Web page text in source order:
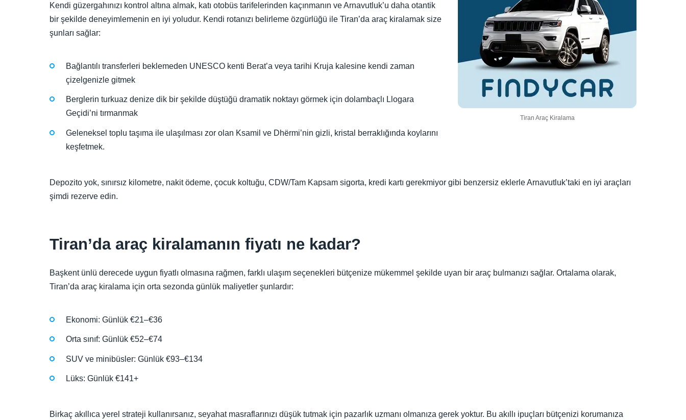
Tiran Araç Kiralama
Kendi güzergahınızı kontrol altına almak, katı otobüs tarifelerinden kaçınmanın ve Arnavutluk’u daha otantik
bir şekilde deneyimlemenin en iyi yoludur. Kendi rotanızı belirleme özgürlüğü ile Tiran’da araç kiralamak size
şunları sağlar:
Bağlantılı transferleri beklemeden UNESCO kenti Berat’a veya tarihi Kruja kalesine kendi zaman
çizelgenizle gitmek
Berglerin turkuaz denize dik bir şekilde düştüğü dramatik noktayı görmek için dolambaçlı Llogara
Geçidi’ni tırmanmak
Geleneksel toplu taşıma ile ulaşılması zor olan Ksamil ve Dhërmi’nin gizli, kristal berraklığında koylarını
keşfetmek.
Depozito yok, sınırsız kilometre, nakit ödeme, çocuk koltuğu, CDW/Tam Kapsam sigorta, kredi kartı gerekmiyor gibi benzersiz eklerle Arnavutluk’taki en iyi araçları
şimdi rezerve edin.
Tiran’da araç kiralamanın fiyatı ne kadar?
Başkent ünlü derecede uygun fiyatlı olmasına rağmen, farklı ulaşım seçenekleri bütçenize mükemmel şekilde uyan bir araç bulmanızı sağlar. Ortalama olarak,
Tiran’da araç kiralama için orta sezonda günlük maliyetler şunlardır:
Ekonomi: Günlük €21–€36
Orta sınıf: Günlük €52–€74
SUV ve minibüsler: Günlük €93–€134
Lüks: Günlük €141+
Birkaç akıllıca yerel strateji kullanırsanız, seyahat masraflarınızı düşük tutmak için pazarlık uzmanı olmanıza gerek yoktur. Bu akıllı ipuçları bütçenizi korumanıza